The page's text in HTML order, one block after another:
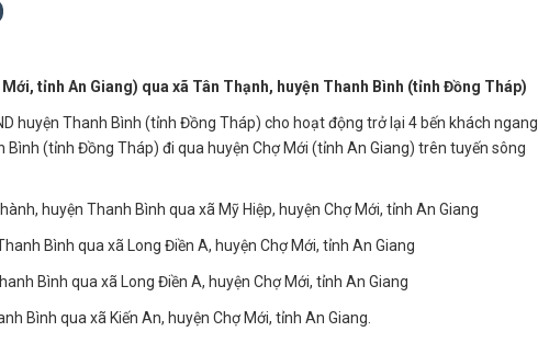
tỉnh An Giang) qua xã Tân Thạnh, huyện Thanh Bình (tỉnh Đồng Tháp)
huyện Thanh Bình (tỉnh Đồng Tháp) cho hoạt động trở lại 4 bến khách ngang
(tỉnh Đồng Tháp) đi qua huyện Chợ Mới (tỉnh An Giang) trên tuyến sông
huyện Thanh Bình qua xã Mỹ Hiệp, huyện Chợ Mới, tỉnh An Giang
Bình qua xã Long Điền A, huyện Chợ Mới, tỉnh An Giang
Bình qua xã Long Điền A, huyện Chợ Mới, tỉnh An Giang
Bình qua xã Kiến An, huyện Chợ Mới, tỉnh An Giang.